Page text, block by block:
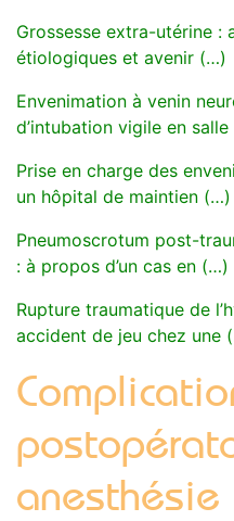
Grossesse extra-utérine :
étiologiques et avenir (…)
Envenimation à venin
d’intubation vigile en
Prise en charge des
un hôpital de maintien (…)
Pneumoscrotum post-
: à propos d’un cas en (…)
Rupture traumatique de
accident de jeu chez